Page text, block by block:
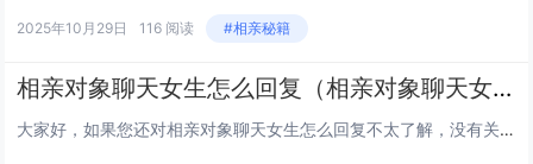
2025年10月29日 116 阅读 #相亲秘籍
相亲对象聊天女生怎么回复（相亲对象聊天女生怎么回复她）
大家好，如果您还对相亲对象聊天女生怎么回复不太了解，没有关系，今天就由本站为大家分享相亲对象聊天女生怎么回复的知识，包括相亲对象聊天女生怎么回复她的问题都会给大家分析到，还望可以解决大家的问题，下面我们就开始吧！ 加了相亲女微信，该怎么开始...